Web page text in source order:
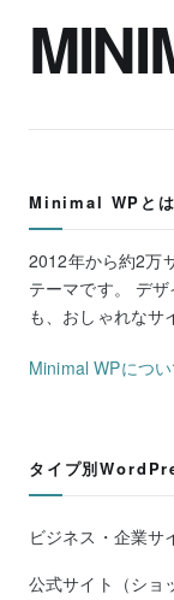
Minimal WPとは
2012年から約2万
テーマです。 デ
も、おしゃれなサ
Minimal WPにつ
タイプ別
ビジネス・企業サ
公式サイト（ショ